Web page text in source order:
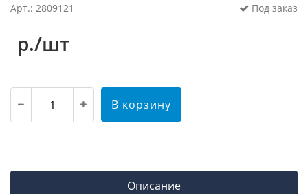
Арт.: 2809121 Под заказ
р./шт
В корзину
Описание